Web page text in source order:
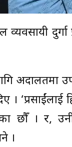
दुर्गा
अदालतमा
। ‘प्रसाईंलाई
छौँ । र,
।